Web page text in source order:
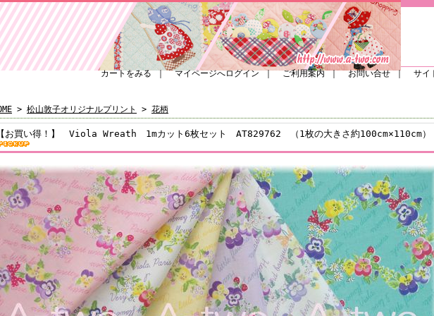
カートをみる｜ マイページへログイン｜ ご利用案内｜ お問い合せ｜ サイ
> 松山敦子オリジナルプリント > 花柄
お買い得！】 Viola Wreath 1mカット6枚セット AT829762 （1枚の大きさ約100cm×110cm）